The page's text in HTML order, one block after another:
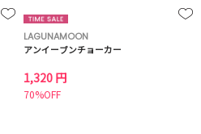
LAGUNAMOON
アンイーブンチョーカー
1,320 円
70%OFF